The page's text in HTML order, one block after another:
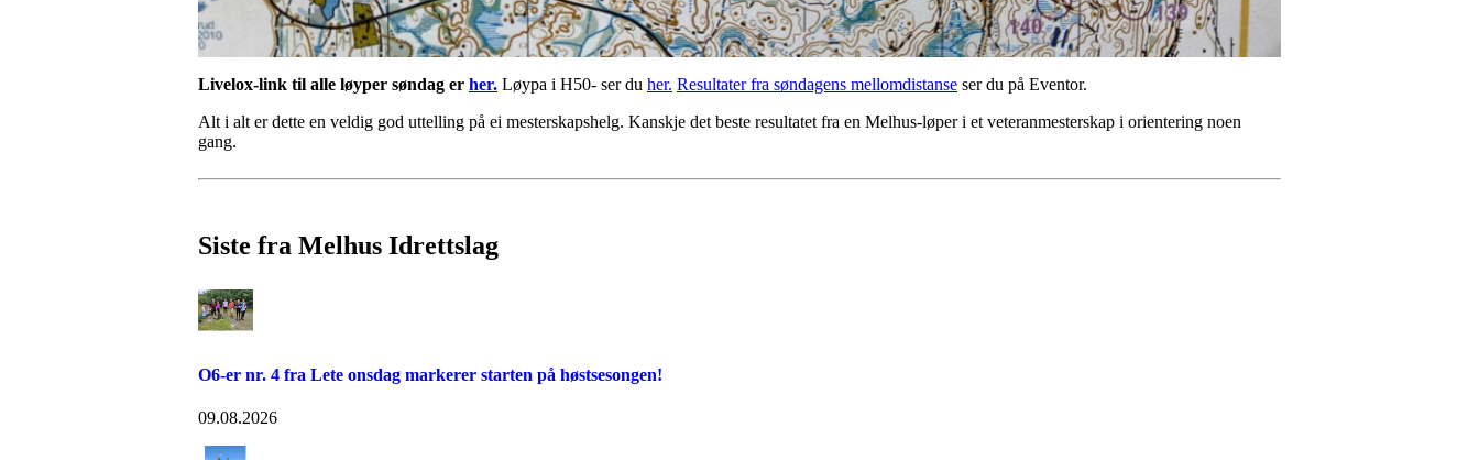
Livelox-link til alle løyper søndag er her. Løypa i H50- ser du her. Resultater fra søndagens mellomdistanse ser du på Eventor.
Alt i alt er dette en veldig god uttelling på ei mesterskapshelg. Kanskje det beste resultatet fra en Melhus-løper i et veteranmesterskap i orientering noen
gang.
Siste fra Melhus Idrettslag
O6-er nr. 4 fra Lete onsdag markerer starten på høstsesongen!
09.08.2026